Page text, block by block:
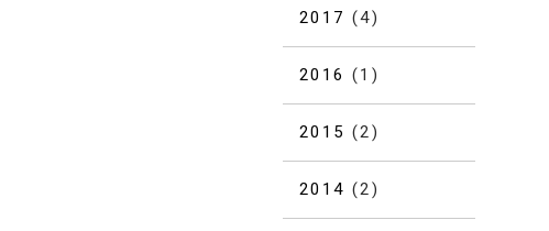
2017 (4)
2016 (1)
2015 (2)
2014 (2)